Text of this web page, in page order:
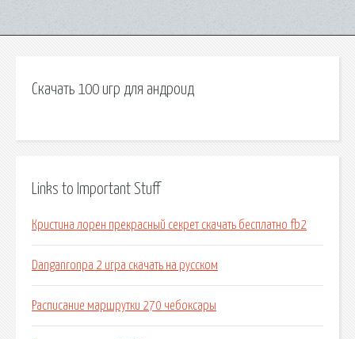
Скачать 100 игр для андроид
Links to Important Stuff
Кристина лорен прекрасный секрет скачать бесплатно fb2
Danganronpa 2 игра скачать на русском
Расписание маршрутки 270 чебоксары